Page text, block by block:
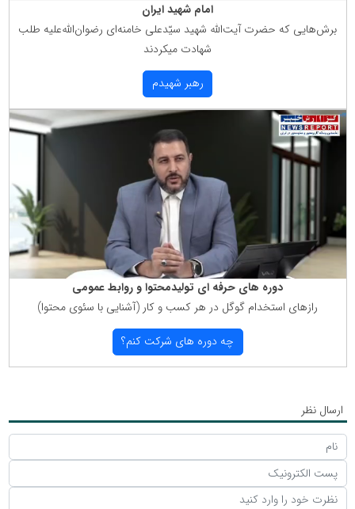
امام شهید ایران
برش‌هایی كه حضرت آیت‌الله شهید سیّدعلی خامنه‌ای رضوان‌الله‌علیه طلب
شهادت میكردند
رهبر شهیدم
دوره های حرفه ای تولیدمحتوا و روابط عمومی
رازهای استخدام گوگل در هر كسب و كار (آشنایی با سئوی محتوا)
چه دوره های شركت كنم؟
ارسال نظر